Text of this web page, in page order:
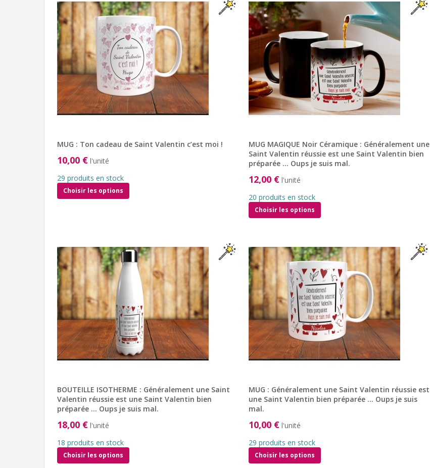
MUG : Ton cadeau de Saint Valentin c’est moi !
10,00 € l'unité
29 produits en stock
Choisir les options
MUG MAGIQUE Noir Céramique : Généralement une
Saint Valentin réussie est une Saint Valentin bien
préparée … Oups je suis mal.
12,00 € l'unité
20 produits en stock
Choisir les options
BOUTEILLE ISOTHERME : Généralement une Saint
Valentin réussie est une Saint Valentin bien
préparée … Oups je suis mal.
18,00 € l'unité
18 produits en stock
Choisir les options
MUG : Généralement une Saint Valentin réussie est
une Saint Valentin bien préparée … Oups je suis
mal.
10,00 € l'unité
29 produits en stock
Choisir les options